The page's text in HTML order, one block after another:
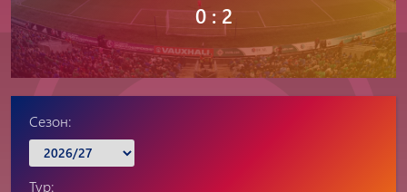
0 : 2
Сезон:
Тур: